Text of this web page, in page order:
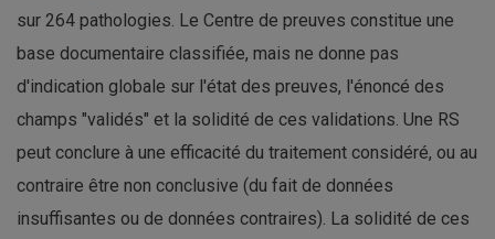
sur 264 pathologies. Le Centre de preuves constitue une
base documentaire classifiée, mais ne donne pas
d'indication globale sur l'état des preuves, l'énoncé des
champs "validés" et la solidité de ces validations. Une RS
peut conclure à une efficacité du traitement considéré, ou au
contraire être non conclusive (du fait de données
insuffisantes ou de données contraires). La solidité de ces